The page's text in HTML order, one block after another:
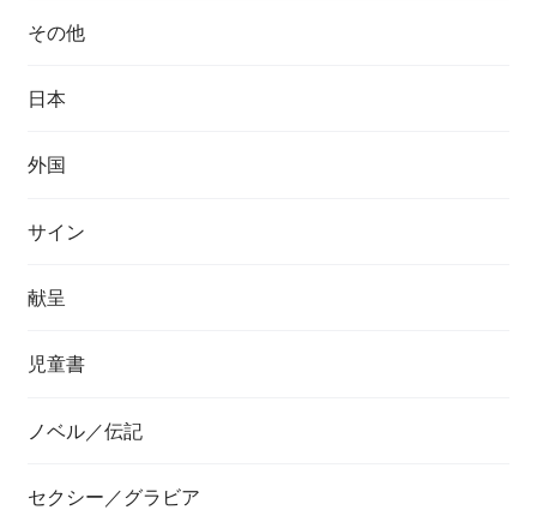
その他
日本
外国
サイン
献呈
児童書
ノベル／伝記
セクシー／グラビア